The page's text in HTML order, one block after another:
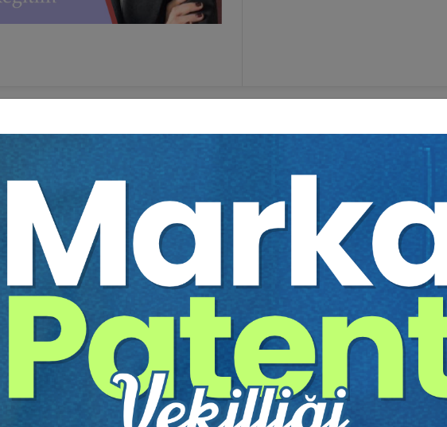
Birinin Ölümü Halinde Velayet online konferansının video kaydıdır.